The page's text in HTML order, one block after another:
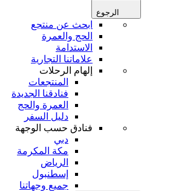
الرجوع
ابحث عن منتجع
الحج والعمرة
الاستدامة
علاماتنا التجارية
إلهام الرحلات
المنتجعات
فنادقنا الجديدة
العمرة والحج
دليل السفر
فنادق حسب الوجهة
دبي
مكة المكرمة
الرياض
إسطنبول
جميع وجهاتنا